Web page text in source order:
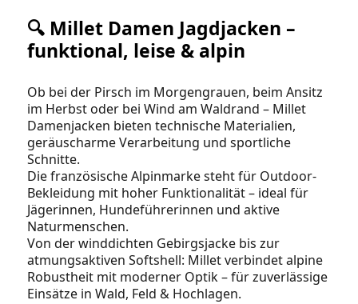
🔍 Millet Damen Jagdjacken –
funktional, leise & alpin
Ob bei der Pirsch im Morgengrauen, beim Ansitz
im Herbst oder bei Wind am Waldrand – Millet
Damenjacken bieten technische Materialien,
geräuscharme Verarbeitung und sportliche
Schnitte.
Die französische Alpinmarke steht für Outdoor-
Bekleidung mit hoher Funktionalität – ideal für
Jägerinnen, Hundeführerinnen und aktive
Naturmenschen.
Von der winddichten Gebirgsjacke bis zur
atmungsaktiven Softshell: Millet verbindet alpine
Robustheit mit moderner Optik – für zuverlässige
Einsätze in Wald, Feld & Hochlagen.